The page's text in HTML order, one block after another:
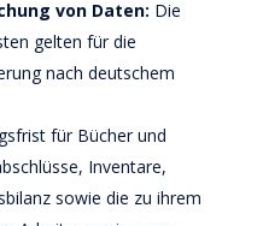
von Daten: Die
gelten für die
nach deutschem
für Bücher und
Inventare,
sowie die zu ihrem